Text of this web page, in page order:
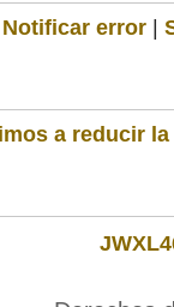
Notificar error |
a reducir